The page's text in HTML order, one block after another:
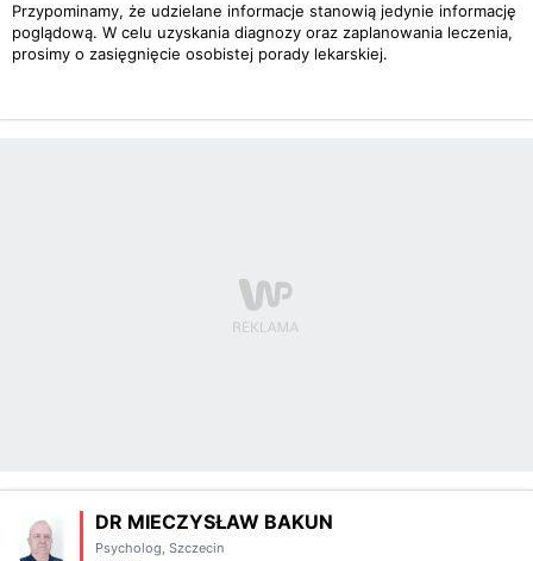
Przypominamy, że udzielane informacje stanowią jedynie informację
poglądową. W celu uzyskania diagnozy oraz zaplanowania leczenia,
prosimy o zasięgnięcie osobistej porady lekarskiej.
DR MIECZYSŁAW BAKUN
Psycholog, Szczecin